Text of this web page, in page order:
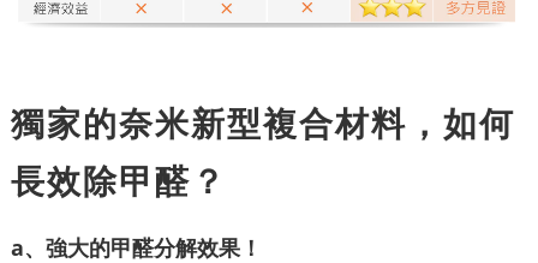
獨家的奈米新型複合材料，如何
長效除甲醛？
a、強大的甲醛分解效果！